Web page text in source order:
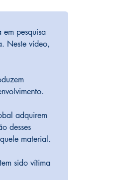
pesquisa
Neste vídeo,
adquirem
desses
material.
sido vítima